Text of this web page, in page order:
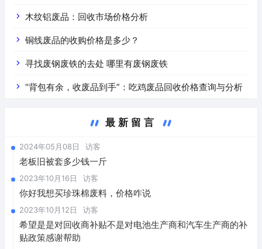
价是什么
木纹铝废品：回收市场价格分析
铜线废品的收购价格是多少？
寻找废钢废铁的去处 哪里有废钢废铁
“背包有余，收废品到手”：吃鸡废品回收价格查询与分析
最新留言
2024年05月08日 访客
老板旧被套多少钱一斤
2023年10月16日 访客
你好我想买珍珠棉废料，价格咋说
2023年10月12日 访客
希望是是对回收商补贴不是对电池生产商和汽车生产商的补
贴政策感谢帮助